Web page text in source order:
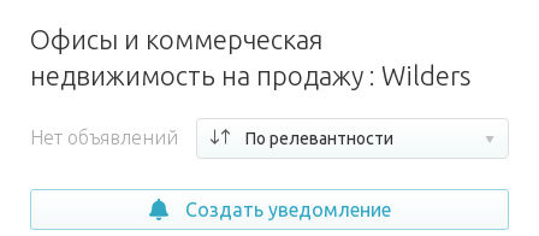
Офисы и коммерческая
недвижимость на продажу : Wilders
Нет объявлений По релевантности
Создать уведомление